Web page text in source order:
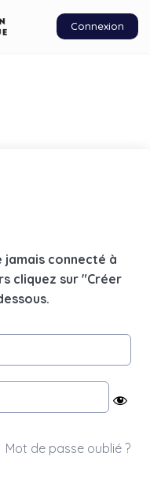
Connexion
jamais connecté à
cliquez sur "Créer
Mot de passe oublié ?